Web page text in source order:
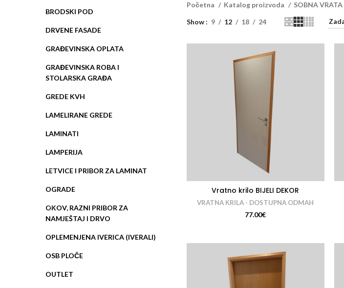
BRODSKI POD
DRVENE FASADE
GRAĐEVINSKA OPLATA
GRAĐEVINSKA ROBA I
STOLARSKA GRAĐA
GREDE KVH
LAMELIRANE GREDE
LAMINATI
LAMPERIJA
LETVICE I PRIBOR ZA LAMINAT
OGRADE
OKOV, RAZNI PRIBOR ZA
NAMJEŠTAJ I DRVO
OPLEMENJENA IVERICA (IVERALI)
OSB PLOČE
OUTLET
Početna Katalog proizvoda SOBNA VRATA
Show 9 12 18 24
Vratno krilo BIJELI DEKOR
VRATNA KRILA - DOSTUPNA ODMAH
77.00€